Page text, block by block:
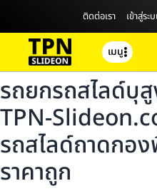
ติดต่อเรา เข้าสู่ระ
เมนู
รถยกรถสไลด์บุสู
TPN-
รถสไลด์ถาดกอ
ราคาถูก